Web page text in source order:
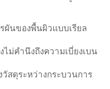
ผันของพื้นผิวแบบเรียล
ไม่คำนึงถึงความเบี่ยงเบน
สดุระหว่างกระบวนการ